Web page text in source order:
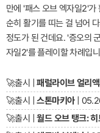
만에 '패스 오브 엑자일2'가
순히 활기를 띠는 걸 넘어
정도가 된 건데요. '증오의
자일2'를 플레이할 차례입
🚀출시 |패럴라이브 얼리
🚀출시 |스톤마키아|
🚀출시 |월드 오브 탱크: 히